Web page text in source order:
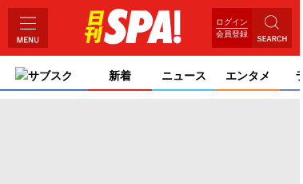
ログイン
会員登録
サブスク 新着 ニュース エンタメ